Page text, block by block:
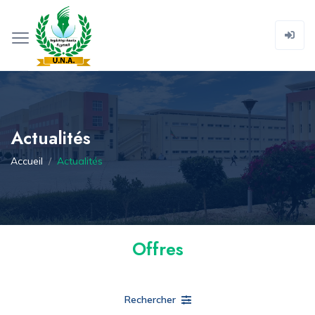
Actualités
Accueil Actualités
Offres
Rechercher